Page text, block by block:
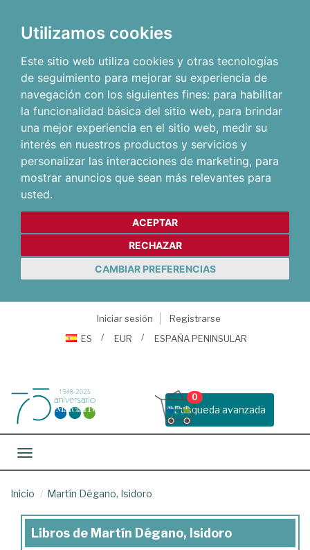
Utilizamos cookies
Este sitio web utiliza cookies y otras tecnologías
de seguimiento para mejorar su experiencia de
navegación con los siguientes fines: para habilitar
la funcionalidad básica del sitio web, para brindar
una mejor experiencia en el sitio web, medir su
interés en nuestros productos y servicios y
personalizar las interacciones de marketing, para
mostrar anuncios que sean más relevantes para
usted.
ACEPTAR
RECHAZAR
CAMBIAR PREFERENCIAS
Iniciar sesión
Registrarse
ES
EUR ESPAÑA PENINSULAR
Busqueda avanzada
0
Toggle navigation
Inicio Martín Dégano, Isidoro
Libros
Libros de Martín Dégano, Isidoro